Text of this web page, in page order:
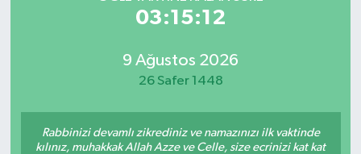
03:15:11
9 Ağustos 2026
26 Safer 1448
Rabbinizi devamlı zikrediniz ve namazınızı ilk vaktinde
kılınız, muhakkak Allah Azze ve Celle, size ecrinizi kat kat
Resmi Reklam